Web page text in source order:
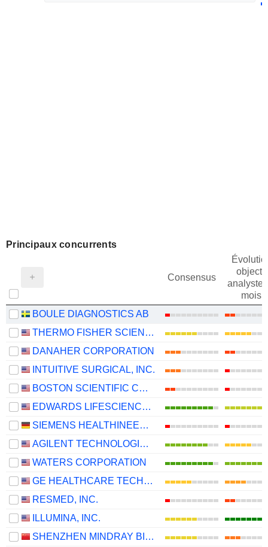
Principaux concurrents
Consensus
objectif
mois
BOULE DIAGNOSTICS AB
THERMO FISHER SCIENTIFIC, INC.
DANAHER CORPORATION
INTUITIVE SURGICAL, INC.
BOSTON SCIENTIFIC CORPORATION
EDWARDS LIFESCIENCES CORPORATION
SIEMENS HEALTHINEERS AG
AGILENT TECHNOLOGIES, INC.
WATERS CORPORATION
GE HEALTHCARE TECHNOLOGIES INC.
RESMED, INC.
ILLUMINA, INC.
SHENZHEN MINDRAY BIO-MEDICAL ELECTRONICS CO., LTD.